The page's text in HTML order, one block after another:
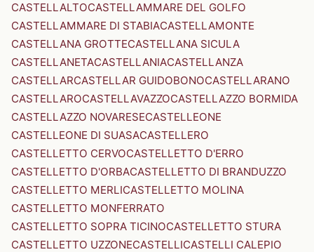
CASTELLALTOCASTELLAMMARE DEL GOLFO
CASTELLAMMARE DI STABIACASTELLAMONTE
CASTELLANA GROTTECASTELLANA SICULA
CASTELLANETACASTELLANIACASTELLANZA
CASTELLARCASTELLAR GUIDOBONOCASTELLARANO
CASTELLAROCASTELLAVAZZOCASTELLAZZO BORMIDA
CASTELLAZZO NOVARESECASTELLEONE
CASTELLEONE DI SUASACASTELLERO
CASTELLETTO CERVOCASTELLETTO D'ERRO
CASTELLETTO D'ORBACASTELLETTO DI BRANDUZZO
CASTELLETTO MERLICASTELLETTO MOLINA
CASTELLETTO MONFERRATO
CASTELLETTO SOPRA TICINOCASTELLETTO STURA
CASTELLETTO UZZONECASTELLICASTELLI CALEPIO